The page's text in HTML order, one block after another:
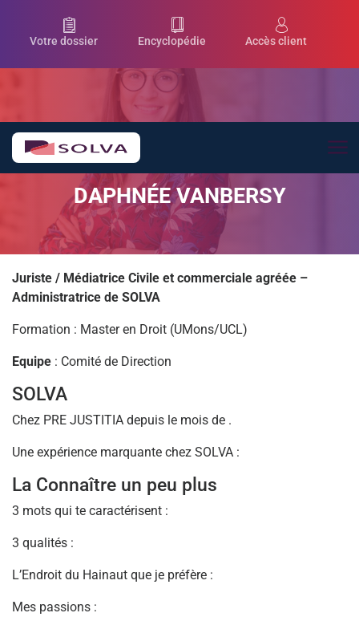
Votre dossier Encyclopédie Accès client
DAPHNÉE VANBERSY
Juriste / Médiatrice Civile et commerciale agréée –
Administratrice de SOLVA
Formation : Master en Droit (UMons/UCL)
Equipe : Comité de Direction
SOLVA
Chez PRE JUSTITIA depuis le mois de .
Une expérience marquante chez SOLVA :
La Connaître un peu plus
3 mots qui te caractérisent :
3 qualités :
L’Endroit du Hainaut que je préfère :
Mes passions :